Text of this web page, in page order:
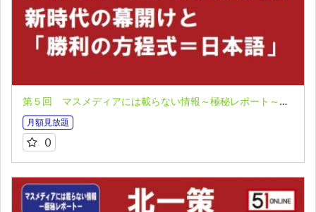
第５回 マスメディアには載らない情報～極秘レポート～全１０回 北一策
月額見放題
0